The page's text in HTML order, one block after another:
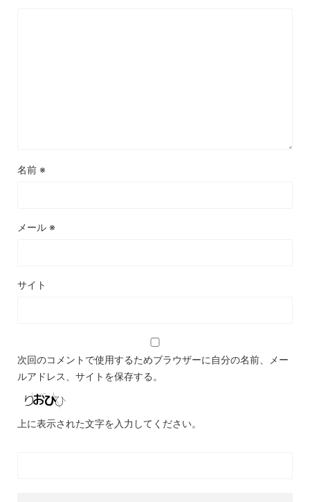
名前 ※
メール ※
サイト
次回のコメントで使用するためブラウザーに自分の名前、メー
ルアドレス、サイトを保存する。
上に表示された文字を入力してください。